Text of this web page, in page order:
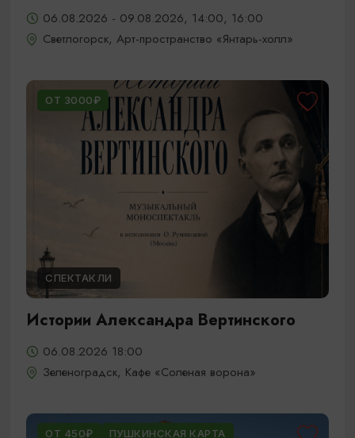
06.08.2026 - 09.08.2026, 14:00, 16:00
Светлогорск, Арт-пространство «Янтарь-холл»
ОТ 3000₽
СПЕКТАКЛИ
Истории Александра Вертинского
06.08.2026 18:00
Зеленоградск, Кафе «Соленая ворона»
ОТ 450₽ ПУШКИНСКАЯ КАРТА